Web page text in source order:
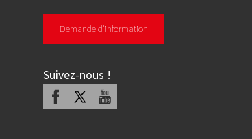
Demande d'information
Suivez-nous !
Facebook Youtube